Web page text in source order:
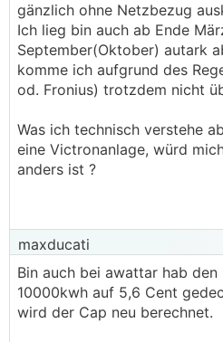
gänzlich ohne Netzbezug
Ich lieg bin auch ab Ende
September(Oktober) autark
komme ich aufgrund des
od. Fronius) trotzdem nicht
Was ich technisch verstehe
eine Victronanlage, würd
anders ist ?
maxducati
Bin auch bei awattar hab
10000kwh auf 5,6 Cent
wird der Cap neu berechnet.